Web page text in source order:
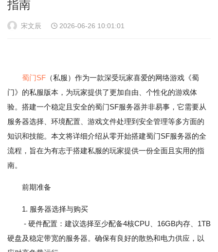
指南
宋文辰 2026-06-26 10:01:01
蜀门SF （私服）作为一款深受玩家喜爱的网络游戏《蜀
门》的私服版本，为玩家提供了更加自由、个性化的游戏体
验。搭建一个稳定且安全的蜀门SF服务器并非易事，它需要从
服务器选择、环境配置、游戏文件处理到安全管理等多方面的
知识和技能。本文将详细介绍从零开始搭建蜀门SF服务器的全
流程，旨在为有志于搭建私服的玩家提供一份全面且实用的指
南。
前期准备
1. 服务器选择与购买
- 硬件配置：建议选择至少配备4核CPU、16GB内存、1TB
硬盘及稳定带宽的服务器。确保有良好的散热和电力供应，以